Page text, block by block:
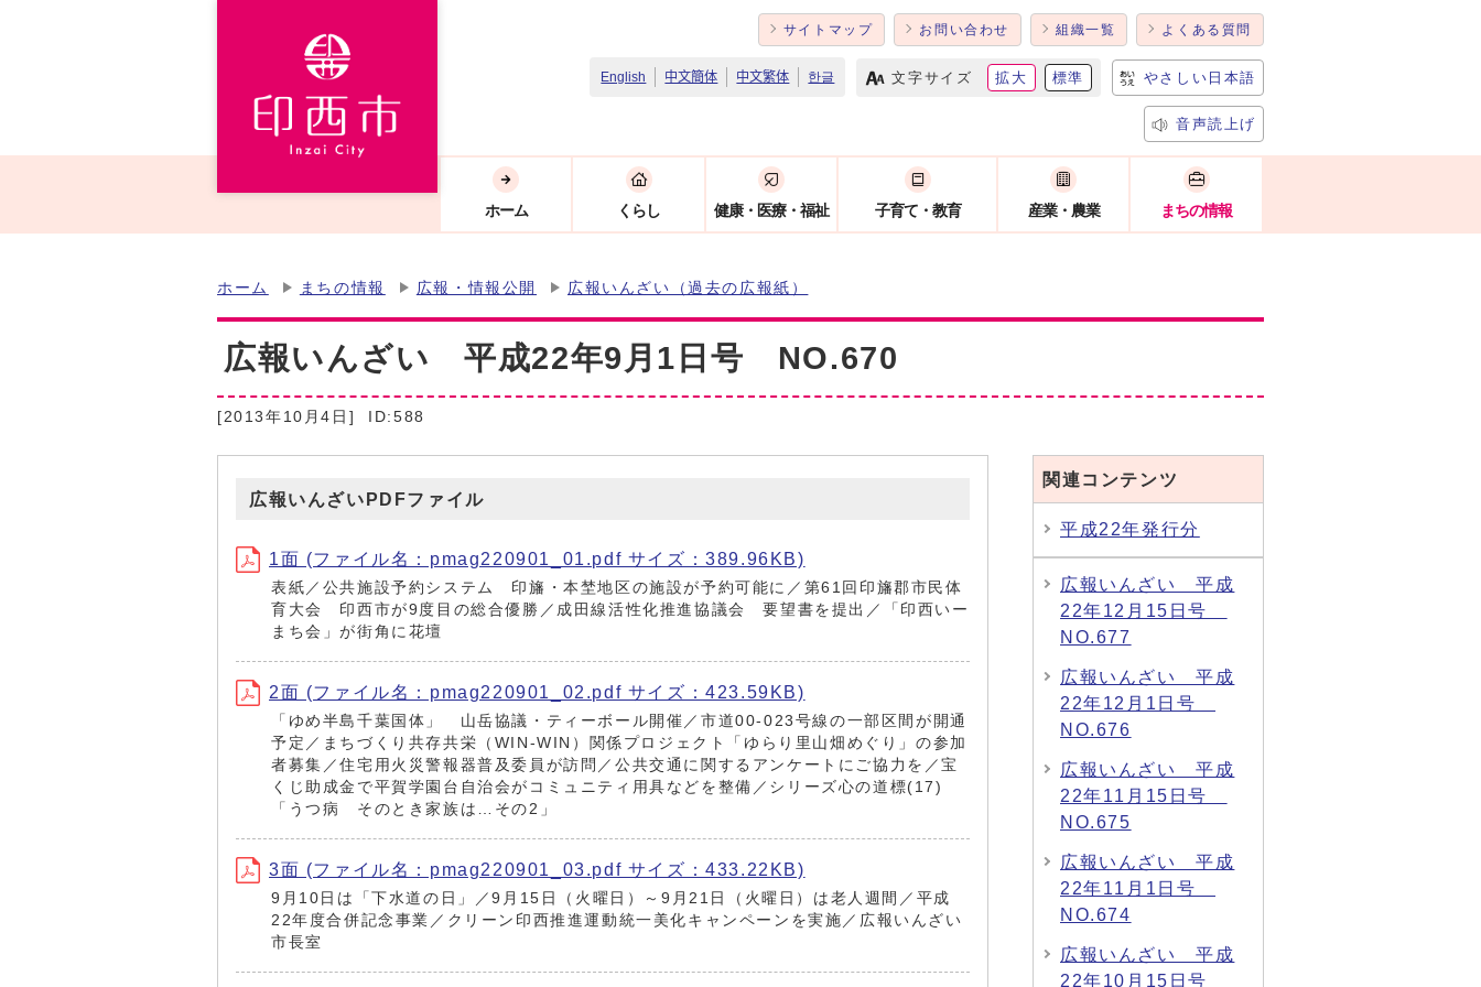
サイトマップ お問い合わせ 組織一覧 よくある質問
English 中文簡体 中文繁体 한글 文字サイズ 拡大 標準 やさしい日本語
音声読上げ
ホーム くらし 健康・医療・福祉 子育て・教育 産業・農業 まちの情報
ホーム まちの情報 広報・情報公開 広報いんざい（過去の広報紙）
広報いんざい 平成22年9月1日号 NO.670
[2013年10月4日] ID:588
広報いんざいPDFファイル
1面 (ファイル名：pmag220901_01.pdf サイズ：389.96KB)
表紙／公共施設予約システム 印旛・本埜地区の施設が予約可能に／第61回印旛郡市民体
育大会 印西市が9度目の総合優勝／成田線活性化推進協議会 要望書を提出／「印西いー
まち会」が街角に花壇
2面 (ファイル名：pmag220901_02.pdf サイズ：423.59KB)
「ゆめ半島千葉国体」 山岳協議・ティーボール開催／市道00-023号線の一部区間が開通
予定／まちづくり共存共栄（WIN-WIN）関係プロジェクト「ゆらり里山畑めぐり」の参加
者募集／住宅用火災警報器普及委員が訪問／公共交通に関するアンケートにご協力を／宝
くじ助成金で平賀学園台自治会がコミュニティ用具などを整備／シリーズ心の道標(17)
「うつ病 そのとき家族は…その2」
3面 (ファイル名：pmag220901_03.pdf サイズ：433.22KB)
9月10日は「下水道の日」／9月15日（火曜日）～9月21日（火曜日）は老人週間／平成
22年度合併記念事業／クリーン印西推進運動統一美化キャンペーンを実施／広報いんざい
市長室
関連コンテンツ
平成22年発行分
広報いんざい 平成
22年12月15日号
NO.677
広報いんざい 平成
22年12月1日号
NO.676
広報いんざい 平成
22年11月15日号
NO.675
広報いんざい 平成
22年11月1日号
NO.674
広報いんざい 平成
22年10月15日号